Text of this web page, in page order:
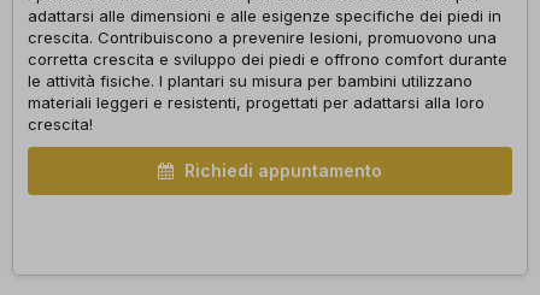
adattarsi alle dimensioni e alle esigenze specifiche dei piedi in
crescita. Contribuiscono a prevenire lesioni, promuovono una
corretta crescita e sviluppo dei piedi e offrono comfort durante
le attività fisiche. I plantari su misura per bambini utilizzano
materiali leggeri e resistenti, progettati per adattarsi alla loro
crescita!
Richiedi appuntamento